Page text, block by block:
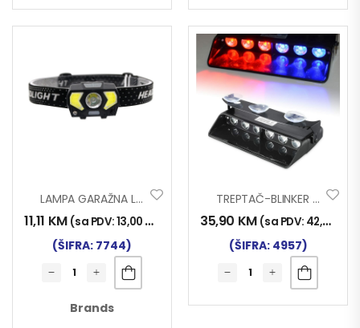
LAMPA GARAŽNA LED 6F LA-KMR USB PUNJAČ
11,11 KM (sa PDV:13,00 KM
(ŠIFRA: 7744)
Brands
TREPTAČ-BLINKER 6/1 LED SA NOSAČEM CRVENO-PLAVI
35,90 KM (sa PDV: 42,00
(ŠIFRA: 4957)